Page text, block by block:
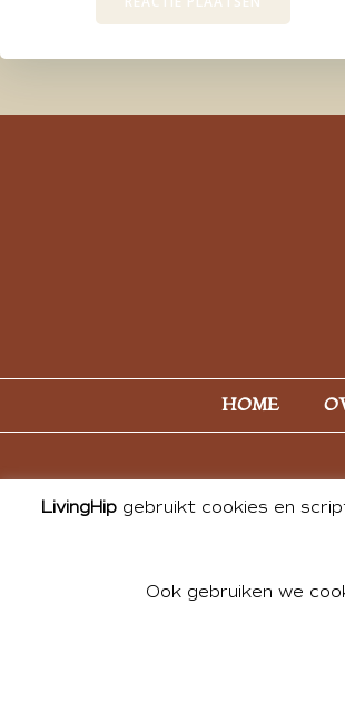
HOME
© 2026
LivingHip gebruikt cookies en
Ook gebruiken we